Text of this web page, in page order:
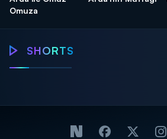
Omuza
SHORTS
Password!